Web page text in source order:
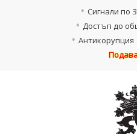
Сигнали по
Достъп до
Антикорупция